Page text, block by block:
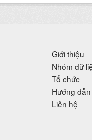
Giới thiệu
Nhóm dữ
Tổ chức
Hướng
Liên hệ